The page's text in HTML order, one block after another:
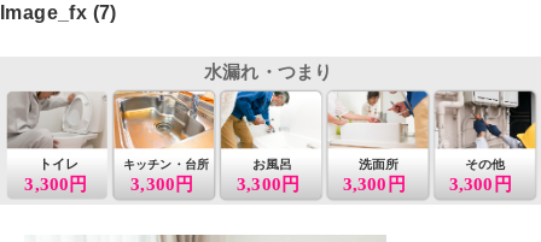
Image_fx (7)
3,300円
トイレ
3,300円
キッチン・台所 お風呂
3,300円
洗面所
3,300円
その他
3,300円
水漏れ・つまり